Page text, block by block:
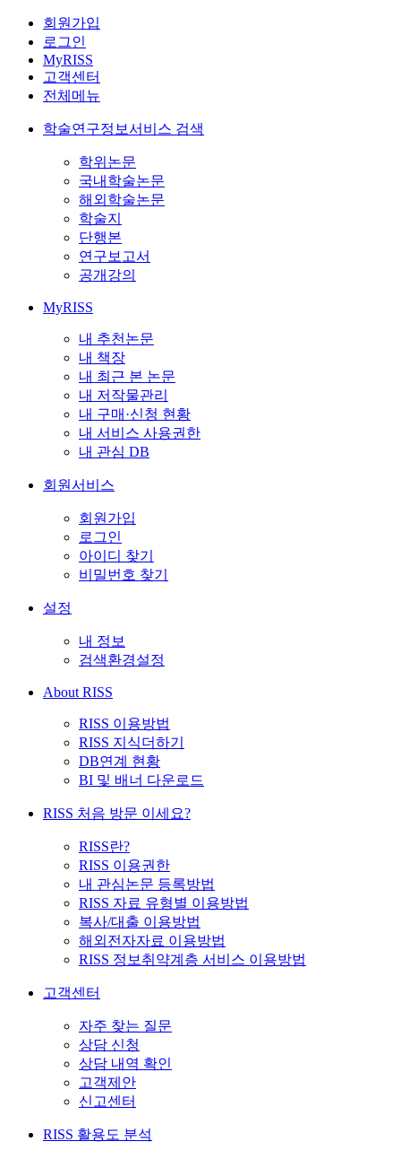
회원가입
로그인
MyRISS
고객센터
전체메뉴
학술연구정보서비스 검색
학위논문
국내학술논문
해외학술논문
학술지
단행본
연구보고서
공개강의
MyRISS
내 추천논문
내 책장
내 최근 본 논문
내 저작물관리
내 구매·신청 현황
내 서비스 사용권한
내 관심 DB
회원서비스
회원가입
로그인
아이디 찾기
비밀번호 찾기
설정
내 정보
검색환경설정
About RISS
RISS 이용방법
RISS 지식더하기
DB연계 현황
BI 및 배너 다운로드
RISS 처음 방문 이세요?
RISS란?
RISS 이용권한
내 관심논문 등록방법
RISS 자료 유형별 이용방법
복사/대출 이용방법
해외전자자료 이용방법
RISS 정보취약계층 서비스 이용방법
고객센터
자주 찾는 질문
상담 신청
상담 내역 확인
고객제안
신고센터
RISS 활용도 분석